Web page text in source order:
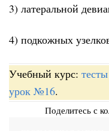
3) латеральной
4) подкожных
Учебный курс:
урок №16.
Поделитесь с